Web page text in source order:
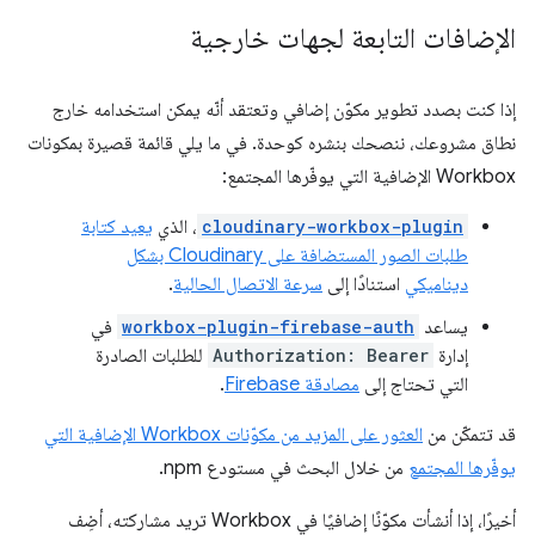
الإضافات التابعة لجهات خارجية
إذا كنت بصدد تطوير مكوّن إضافي وتعتقد أنّه يمكن استخدامه خارج
نطاق مشروعك، ننصحك بنشره كوحدة. في ما يلي قائمة قصيرة بمكونات
Workbox الإضافية التي يوفّرها المجتمع:
cloudinary-workbox-plugin ، الذي يعيد كتابة
طلبات الصور المستضافة على Cloudinary بشكل
ديناميكي استنادًا إلى سرعة الاتصال الحالية.
يساعد workbox-plugin-firebase-auth في
إدارة Authorization: Bearer للطلبات الصادرة
التي تحتاج إلى مصادقة Firebase .
قد تتمكّن من
العثور على المزيد من مكوّنات Workbox الإضافية التي
يوفّرها المجتمع من خلال البحث في مستودع npm.
أخيرًا، إذا أنشأت مكوّنًا إضافيًا في Workbox تريد مشاركته، أضِف